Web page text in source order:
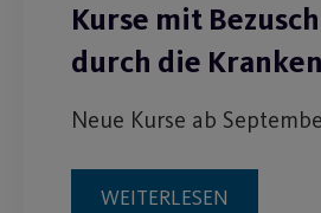
Kurse mit
durch die
Neue Kurse ab
WEITERLESEN